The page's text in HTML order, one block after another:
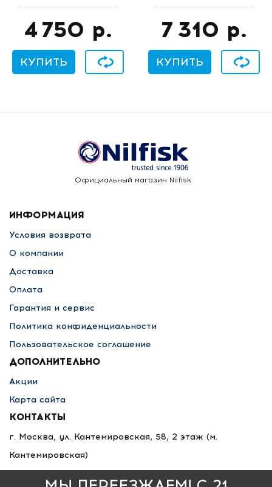
4 750 р.
КУПИТЬ В сравнение
7 310 р.
КУПИТЬ В
Официальный магазин Nilfisk
ИНФОРМАЦИЯ
Условия возврата
О компании
Доставка
Оплата
Гарантия и сервис
Политика конфиденциальности
Пользовательское соглашение
ДОПОЛНИТЕЛЬНО
Акции
Карта сайта
КОНТАКТЫ
г. Москва, ул. Кантемировская, 58, 2 этаж (м.
Кантемировская)
8 495 789-36-25